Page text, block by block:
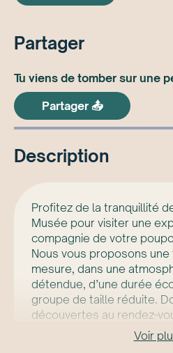
Partager
Tu viens de tomber sur une
Partager 📤
Description
Profitez de la tranquillité
Musée pour visiter une
compagnie de votre
Nous vous proposons
mesure, dans une
détendue, d’une durée
groupe de taille réduite.
découvertes au rendez-
18 juin et 18 août :
pas un corps16 juillet : Art
Voir